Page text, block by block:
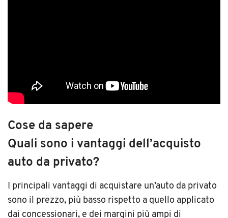
Cose da sapere
Quali sono i vantaggi dell’acquisto
auto da privato?
I principali vantaggi di acquistare un’auto da privato
sono il prezzo, più basso rispetto a quello applicato
dai concessionari, e dei margini più ampi di